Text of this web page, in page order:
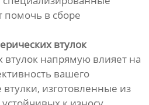
помочь в сборе
втулок
втулок напрямую влияет на
вашего
изготовленные из